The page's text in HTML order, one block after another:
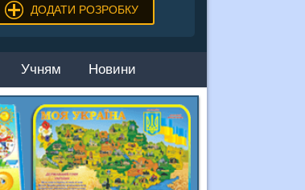
ДОДАТИ РОЗРОБКУ
Учням Новини